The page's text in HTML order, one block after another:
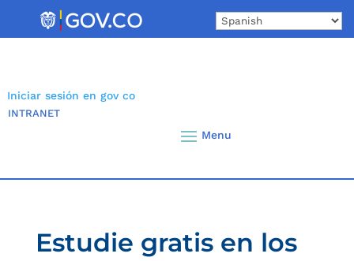
Iniciar sesión en gov co
INTRANET
Estudie gratis en los